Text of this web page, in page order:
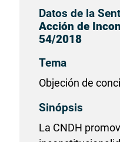
Datos de la
Acción de
54/2018
Tema
Objeción de
Sinópsis
La CNDH